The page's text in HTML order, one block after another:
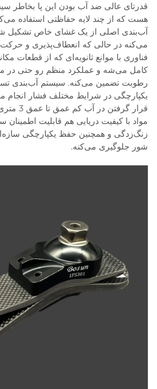
قدرتای عالی ضد آب بودن این پا بخاطر
هست که از چند لایه حفاظتی استفاده
آب‌بندی اصلی از یک غشای خاص تشکیل
می‌کنه در حالی که انعطاف‌پذیری و
فناوری با موانع ثانویه‌ای که از قطعات
کامل می‌شه و عملکرد منظم رو حتی در
رطوبت تضمین می‌کنه. سیستم آب‌بندی
یکپارچگی در شرایط مختلف فشار انجام
قرار
مواد با کیفیت دریایی هم قابلیت
زنگ‌زدگی و همچنین حفظ یکپارچگی
شور جلوگیری می‌کنه.